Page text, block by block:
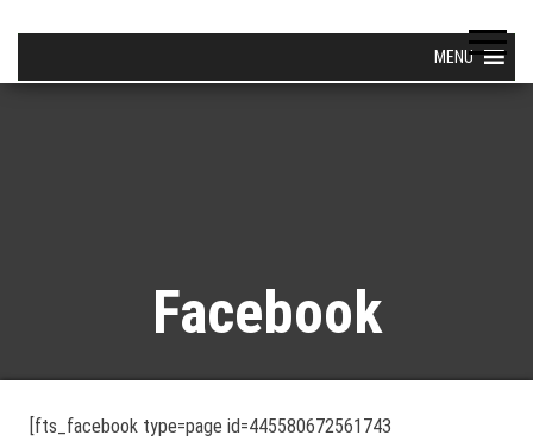
MENU
Facebook
[fts_facebook type=page id=445580672561743